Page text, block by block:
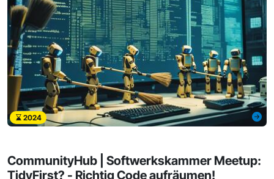
2024
CommunityHub | Softwerkskammer Meetup:
TidyFirst? - Richtig Code aufräumen!